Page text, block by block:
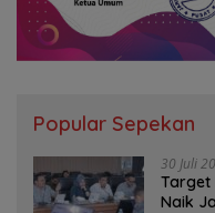
Popular Sepekan
30 Juli
Target
Naik